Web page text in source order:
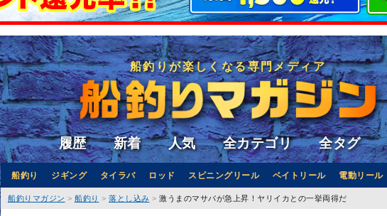
船釣りが楽しくなる専門メディア
履歴 新着 人気 全カテゴリ 全タグ
船釣り ジギング タイラバ ロッド スピニングリール ベイトリール 電動リール
船釣りマガジン 船釣り 落とし込み 激うまのマサバが急上昇！ヤリイカとの一挙両得だ